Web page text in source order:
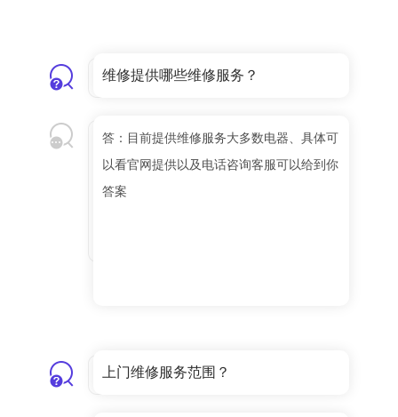
维修提供哪些维修服务？
答：目前提供维修服务大多数电器、具体可
以看官网提供以及电话咨询客服可以给到你
答案
上门维修服务范围？